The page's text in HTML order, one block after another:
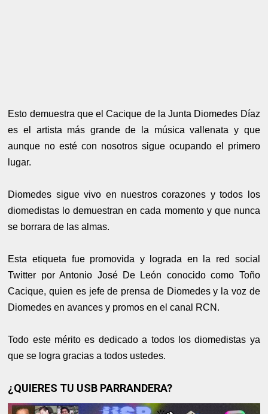
Esto demuestra que el Cacique de la Junta Diomedes Díaz
es el artista más grande de la música vallenata y que
aunque no esté con nosotros sigue ocupando el primero
lugar.
Diomedes sigue vivo en nuestros corazones y todos los
diomedistas lo demuestran en cada momento y que nunca
se borrara de las almas.
Esta etiqueta fue promovida y lograda en la red social
Twitter por Antonio José De León conocido como Toño
Cacique, quien es jefe de prensa de Diomedes y la voz de
Diomedes en avances y promos en el canal RCN.
Todo este mérito es dedicado a todos los diomedistas ya
que se logra gracias a todos ustedes.
¿QUIERES TU USB PARRANDERA?